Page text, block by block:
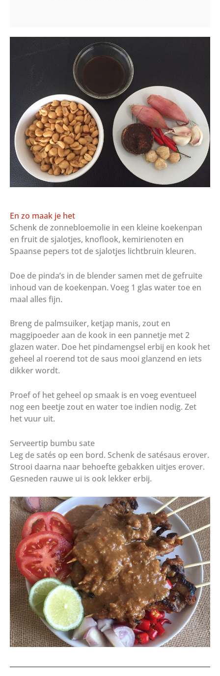
En zo maak je het
Schenk de zonnebloemolie in een kleine koekenpan
en fruit de sjalotjes, knoflook, kemirienoten en
Spaanse pepers tot de sjalotjes lichtbruin kleuren.
Doe de pinda’s in de blender samen met de gefruite
inhoud van de koekenpan. Voeg 1 glas water toe en
maal alles fijn.
Breng de palmsuiker, ketjap manis, zout en
maggipoeder aan de kook in een pannetje met 2
glazen water. Doe het pindamengsel erbij en kook het
geheel al roerend tot de saus mooi glanzend en iets
dikker wordt.
Proef of het geheel op smaak is en voeg eventueel
nog een beetje zout en water toe indien nodig. Zet
het vuur uit.
Serveertip bumbu sate
Leg de satés op een bord. Schenk de satésaus erover.
Strooi daarna naar behoefte gebakken uitjes erover.
Gesneden rauwe ui is ook lekker erbij.